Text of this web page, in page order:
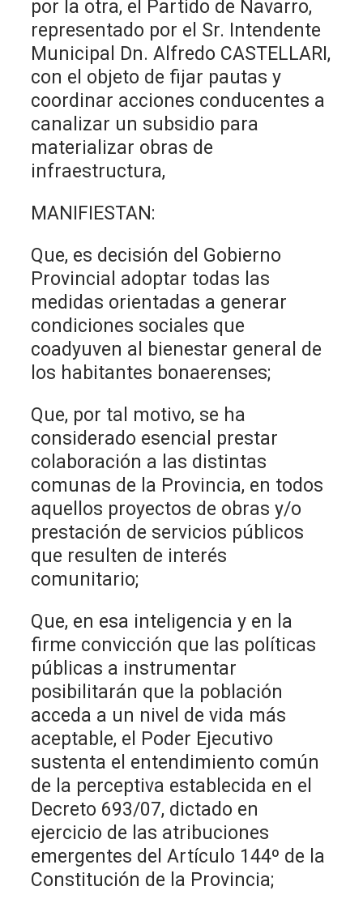
por la otra, el Partido de Navarro,
representado por el Sr. Intendente
Municipal Dn. Alfredo CASTELLARI,
con el objeto de fijar pautas y
coordinar acciones conducentes a
canalizar un subsidio para
materializar obras de
infraestructura,
MANIFIESTAN:
Que, es decisión del Gobierno
Provincial adoptar todas las
medidas orientadas a generar
condiciones sociales que
coadyuven al bienestar general de
los habitantes bonaerenses;
Que, por tal motivo, se ha
considerado esencial prestar
colaboración a las distintas
comunas de la Provincia, en todos
aquellos proyectos de obras y/o
prestación de servicios públicos
que resulten de interés
comunitario;
Que, en esa inteligencia y en la
firme convicción que las políticas
públicas a instrumentar
posibilitarán que la población
acceda a un nivel de vida más
aceptable, el Poder Ejecutivo
sustenta el entendimiento común
de la perceptiva establecida en el
Decreto 693/07, dictado en
ejercicio de las atribuciones
emergentes del Artículo 144º de la
Constitución de la Provincia;